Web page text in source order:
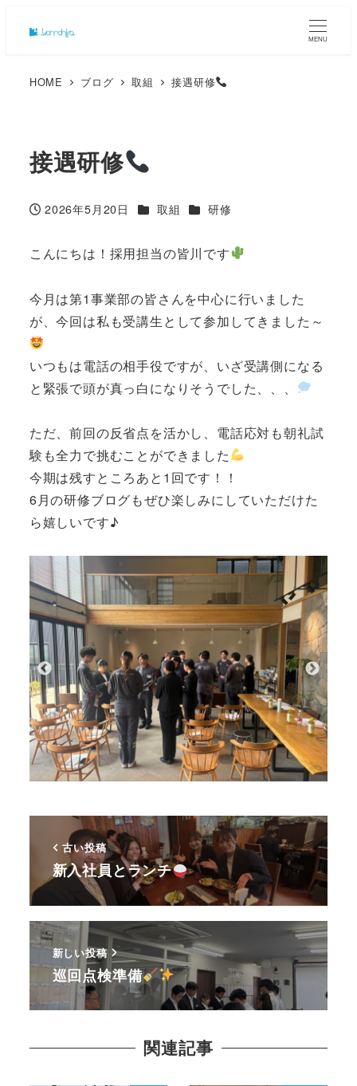
MENU
HOME ブログ 取組 接遇研修
接遇研修
投稿日
2026年5月20日 カテゴリー
取組 カテゴリー
研修
こんにちは！採用担当の皆川です
今月は第1事業部の皆さんを中心に行いました
が、今回は私も受講生として参加してきました～
いつもは電話の相手役ですが、いざ受講側になる
と緊張で頭が真っ白になりそうでした、、、
ただ、前回の反省点を活かし、電話応対も朝礼試
験も全力で挑むことができました
今期は残すところあと1回です！！
6月の研修ブログもぜひ楽しみにしていただけた
ら嬉しいです♪
古い投稿
新入社員とランチ
新しい投稿
巡回点検準備
関連記事